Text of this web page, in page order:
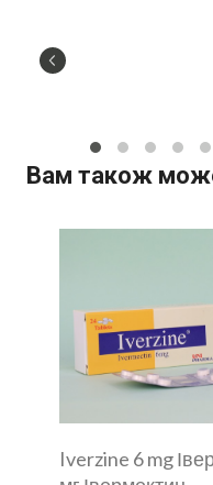
Вам також
Iverzine 6 mg